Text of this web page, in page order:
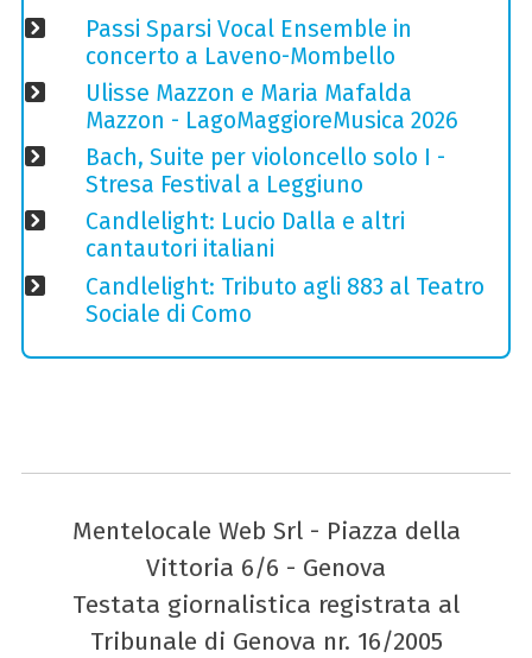
Passi Sparsi Vocal Ensemble in
concerto a Laveno-Mombello
Ulisse Mazzon e Maria Mafalda
Mazzon - LagoMaggioreMusica 2026
Bach, Suite per violoncello solo I -
Stresa Festival a Leggiuno
Candlelight: Lucio Dalla e altri
cantautori italiani
Candlelight: Tributo agli 883 al Teatro
Sociale di Como
Mentelocale Web Srl - Piazza della
Vittoria 6/6 - Genova
Testata giornalistica registrata al
Tribunale di Genova nr. 16/2005